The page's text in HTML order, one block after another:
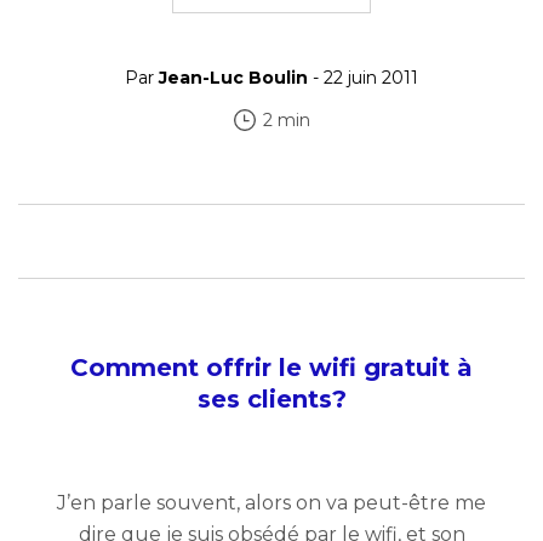
ParJean-Luc Boulin - 22 juin 2011
2 min
Comment offrir le wifi gratuit à
ses clients?
J’en parle souvent, alors on va peut-être me
dire que je suis obsédé par le wifi, et son